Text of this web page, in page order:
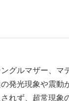
グルマザー、マ
発光現象や震動
れず、超常現象